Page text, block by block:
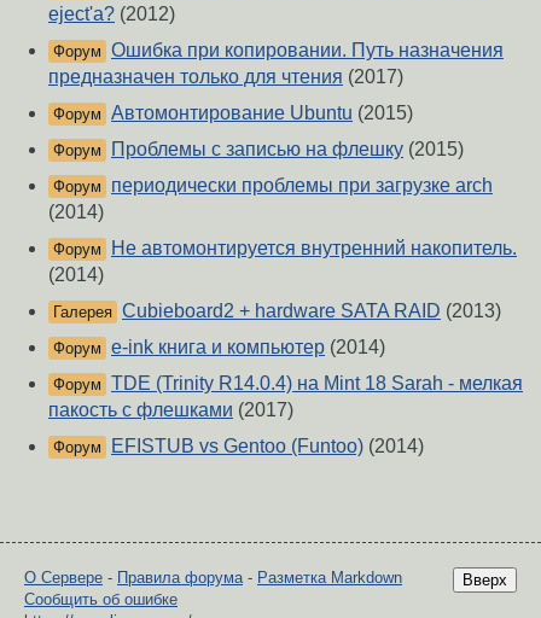
eject'a? (2012)
Форум Ошибка при копировании. Путь назначения
предназначен только для чтения (2017)
Форум Автомонтирование Ubuntu (2015)
Форум Проблемы с записью на флешку (2015)
Форум
периодически проблемы при загрузке arch
(2014)
Форум
Не автомонтируется внутренний накопитель.
(2014)
Галерея Cubieboard2 + hardware SATA RAID (2013)
Форум e-ink книга и компьютер (2014)
Форум TDE (Trinity R14.0.4) на Mint 18 Sarah - мелкая
пакость с флешками (2017)
Форум EFISTUB vs Gentoo (Funtoo) (2014)
Вверх
О Сервере - Правила форума- Разметка Markdown
Сообщить об ошибке